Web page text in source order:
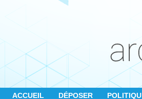
ACCUEIL DÉPOSER